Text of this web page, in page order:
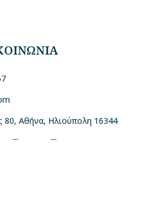
80, Αθήνα, Ηλιούπολη 16344